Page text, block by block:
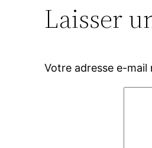
Laisser
Votre adresse e-mail